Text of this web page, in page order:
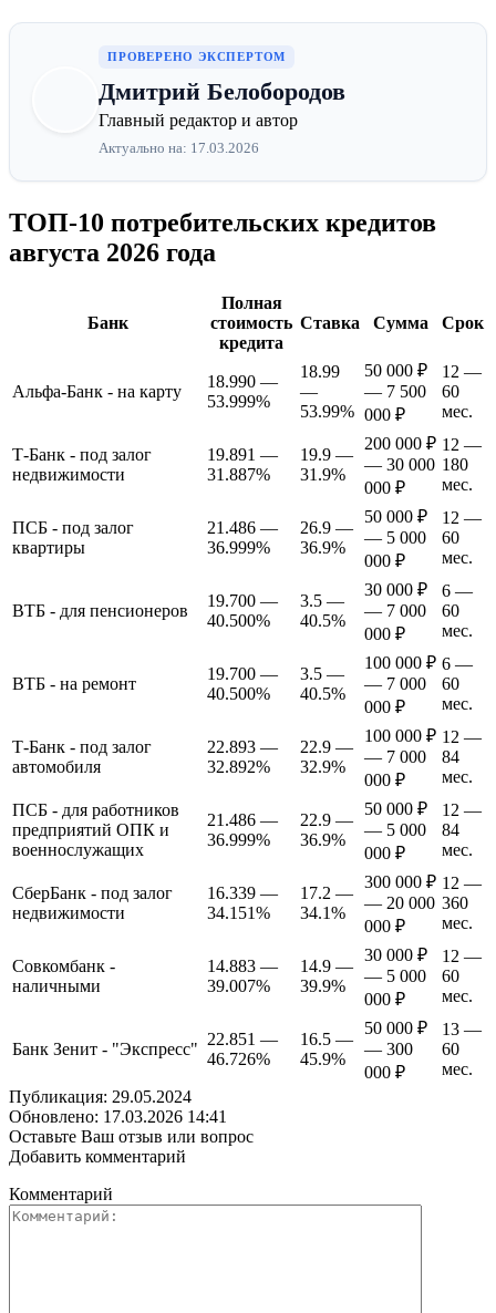
ПРОВЕРЕНО ЭКСПЕРТОМ
Дмитрий Белобородов
Главный редактор и автор
Актуально на: 17.03.2026
ТОП-10 потребительских кредитов
августа 2026 года
Банк
Полная
стоимость
кредита
Ставка Сумма Срок
Альфа-Банк - на карту
18.990 —
53.999%
18.99
—
53.99%
50 000 ₽
— 7 500
000 ₽
12 —
60
мес.
Т-Банк - под залог
недвижимости
19.891 —
31.887%
19.9 —
31.9%
200 000 ₽
— 30 000
000 ₽
12 —
180
мес.
ПСБ - под залог
квартиры
21.486 —
36.999%
26.9 —
36.9%
50 000 ₽
— 5 000
000 ₽
12 —
60
мес.
ВТБ - для пенсионеров
19.700 —
40.500%
3.5 —
40.5%
30 000 ₽
— 7 000
000 ₽
6 —
60
мес.
ВТБ - на ремонт
19.700 —
40.500%
3.5 —
40.5%
100 000 ₽
— 7 000
000 ₽
6 —
60
мес.
Т-Банк - под залог
автомобиля
22.893 —
32.892%
22.9 —
32.9%
100 000 ₽
— 7 000
000 ₽
12 —
84
мес.
ПСБ - для работников
предприятий ОПК и
военнослужащих
21.486 —
36.999%
22.9 —
36.9%
50 000 ₽
— 5 000
000 ₽
12 —
84
мес.
СберБанк - под залог
недвижимости
16.339 —
34.151%
17.2 —
34.1%
300 000 ₽
— 20 000
000 ₽
12 —
360
мес.
Совкомбанк -
наличными
14.883 —
39.007%
14.9 —
39.9%
30 000 ₽
— 5 000
000 ₽
12 —
60
мес.
Банк Зенит - "Экспресс"
22.851 —
46.726%
16.5 —
45.9%
50 000 ₽
— 300
000 ₽
13 —
60
мес.
Публикация: 29.05.2024
Обновлено: 17.03.2026 14:41
Оставьте Ваш отзыв или вопрос
Добавить комментарий
Комментарий